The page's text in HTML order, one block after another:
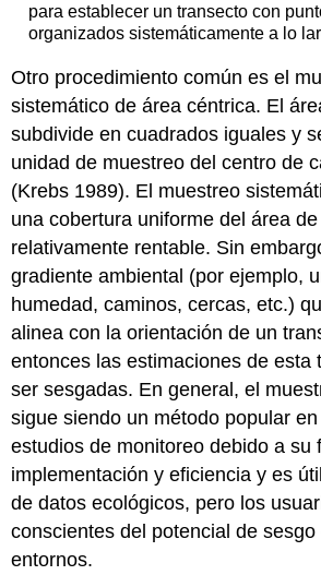
para establecer un transecto con
organizados sistemáticamente a lo
Otro procedimiento común es el
sistemático de área céntrica. El
subdivide en cuadrados iguales y
unidad de muestreo del centro de
(Krebs 1989). El muestreo
una cobertura uniforme del área
relativamente rentable. Sin
gradiente ambiental (por ejemplo,
humedad, caminos, cercas, etc.)
alinea con la orientación de un
entonces las estimaciones de esta
ser sesgadas. En general, el
sigue siendo un método popular
estudios de monitoreo debido a su
implementación y eficiencia y es
de datos ecológicos, pero los
conscientes del potencial de
entornos.